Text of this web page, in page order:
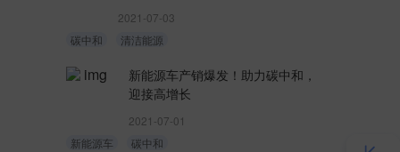
2021-07-03
碳中和
清洁能源
新能源车产销爆发！助力碳中和，
迎接高增长
2021-07-01
新能源车
碳中和